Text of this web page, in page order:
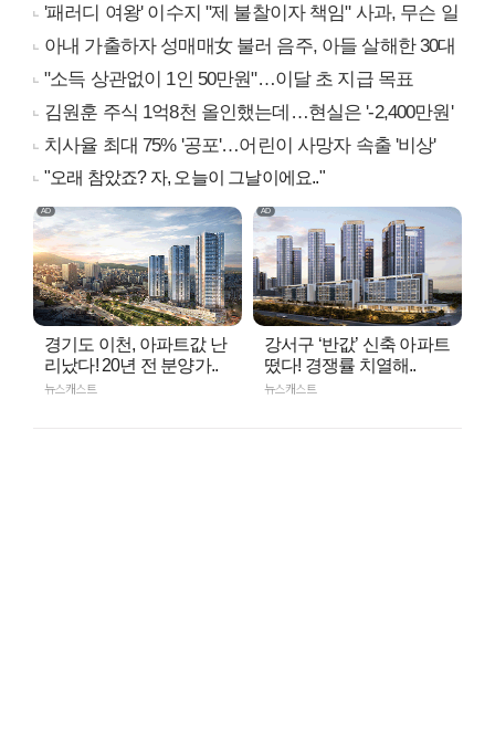
'패러디 여왕' 이수지 "제 불찰이자 책임" 사과, 무슨 일
아내 가출하자 성매매女 불러 음주, 아들 살해한 30대
"소득 상관없이 1인 50만원"…이달 초 지급 목표
김원훈 주식 1억8천 올인했는데…현실은 '-2,400만원'
치사율 최대 75% '공포'…어린이 사망자 속출 '비상'
"오래 참았죠? 자, 오늘이 그날이에요.."
경기도 이천, 아파트값 난
리났다! 20년 전 분양가..
뉴스캐스트
강서구 ‘반값’ 신축 아파트
떴다! 경쟁률 치열해..
뉴스캐스트